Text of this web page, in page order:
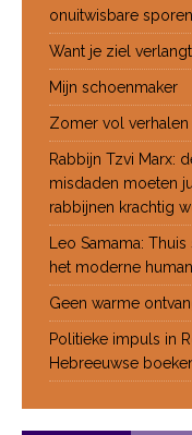
onuitwisbare
Want je ziel
Mijn schoenmaker
Zomer vol
Rabbijn Tzvi Marx:
misdaden moeten
rabbijnen krachtig
Leo Samama:
het moderne
Geen warme
Politieke impuls in
Hebreeuwse